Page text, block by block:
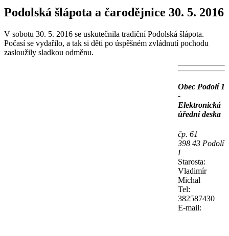
Podolská šlápota a čarodějnice 30. 5. 2016
V sobotu 30. 5. 2016 se uskutečnila tradiční Podolská šlápota.
Počasí se vydařilo, a tak si děti po úspěšném zvládnutí pochodu
zasloužily sladkou odměnu.
Obec Podolí 1
-
Elektronická
úřední deska
čp. 61
398 43 Podolí
I
Starosta:
Vladimír
Michal
Tel:
382587430
E-mail: